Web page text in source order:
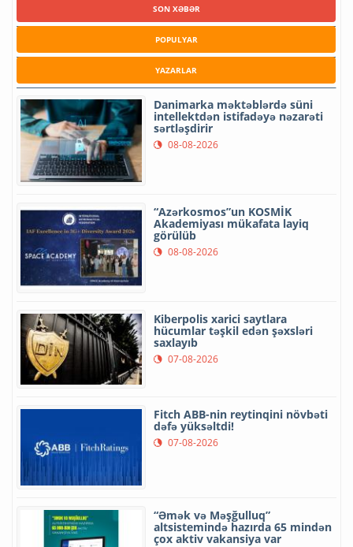
SON XƏBƏR
POPULYAR
YAZARLAR
Danimarka məktəblərdə süni
intellektdən istifadəyə nəzarəti
sərtləşdirir
08-08-2026
“Azərkosmos”un KOSMİK
Akademiyası mükafata layiq
görülüb
08-08-2026
Kiberpolis xarici saytlara
hücumlar təşkil edən şəxsləri
saxlayıb
07-08-2026
Fitch ABB-nin reytinqini növbəti
dəfə yüksəltdi!
07-08-2026
“Əmək və Məşğulluq”
altsistemində hazırda 65 mindən
çox aktiv vakansiya var